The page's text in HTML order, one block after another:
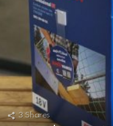
3 Shares